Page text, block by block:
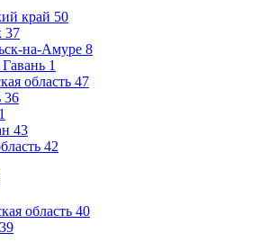
край 50
37
на-Амуре 8
1
область 47
36
1
43
42
область 40
39